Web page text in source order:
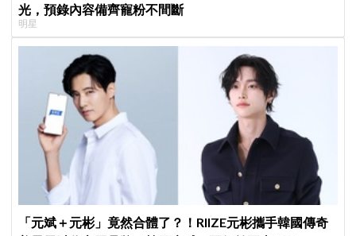
光，預錄內容備齊寵粉不間斷
明星
「元斌＋元彬」竟然合體了？！RIIZE元彬攜手韓國傳奇